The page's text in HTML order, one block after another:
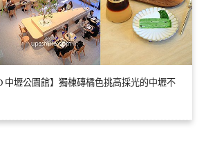
中壢公園館】獨棟磚橘色挑高採光的中壢不